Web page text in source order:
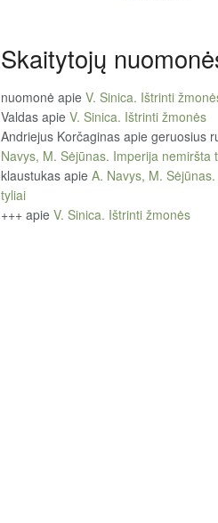
Skaitytojų
nuomonė apie V. Sinica. Ištrinti
Valdas apie V. Sinica. Ištrinti žmonės
Andriejus Korčaginas apie geruosius
Navys, M. Sėjūnas. Imperija nemiršta
klaustukas apie A. Navys, M.
tyliai
+++ apie V. Sinica. Ištrinti žmonės